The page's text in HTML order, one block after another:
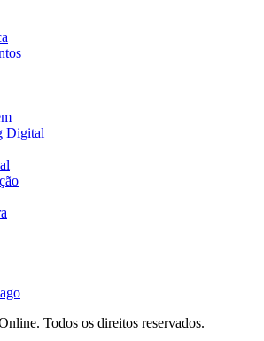
Digital
Todos os direitos reservados.